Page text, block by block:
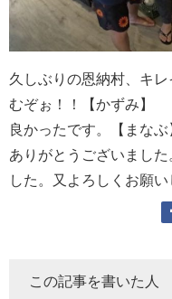
久しぶりの恩納村、キレ
むぞぉ！！【かずみ】
良かったです。【まなぶ
ありがとうございまし
した。又よろしくお願い
この記事を書いた人